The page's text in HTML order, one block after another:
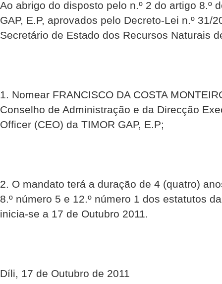
Ao abrigo do disposto pelo n.º 2 do artigo 8.º
GAP, E.P, aprovados pelo Decreto-Lei n.º 31/
Secretário de Estado dos Recursos Naturais
1. Nomear FRANCISCO DA COSTA
Conselho de Administração e da Direcção
Officer (CEO) da TIMOR GAP, E.P;
2. O mandato terá a duração de 4 (quatro)
8.º número 5 e 12.º número 1 dos estatutos
inicia-se a 17 de Outubro 2011.
Díli, 17 de Outubro de 2011